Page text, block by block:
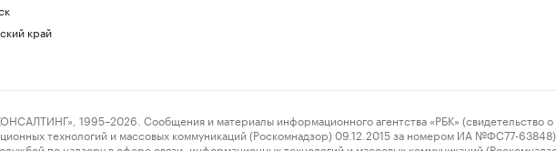
край
1995–2026. Сообщения и материалы информационного агентства «РБК» (свидетельство о
технологий и массовых коммуникаций (Роскомнадзор) 09.12.2015 за номером ИА №ФС77-63848)